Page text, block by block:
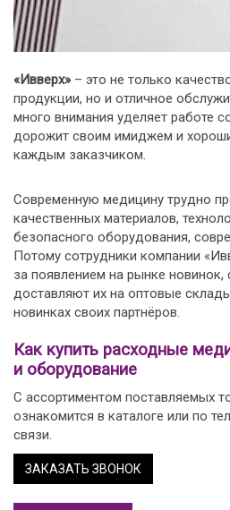
«Ивверх»– это не только
продукции, но и отличное
много внимания уделяет работе
дорожит своим имиджем и
каждым заказчиком.
Современную медицину трудно
качественных материалов,
безопасного оборудования,
Потому сотрудники компании
за появлением на рынке новинок,
доставляют их на оптовые
новинках своих партнёров.
Как купить расходные
и оборудование
С ассортиментом поставляемых
ознакомится в каталоге или по
связи.
ЗАКАЗАТЬ ЗВОНОК